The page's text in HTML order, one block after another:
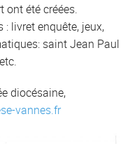
ont été créées.
livret enquête, jeux,
saint Jean Paul
diocésaine,
vannes.fr